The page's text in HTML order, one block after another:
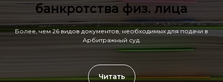
банкротства физ. лица
Более, чем 26 видов документов, необходимых для подачи в
Арбитражный суд.
Читать